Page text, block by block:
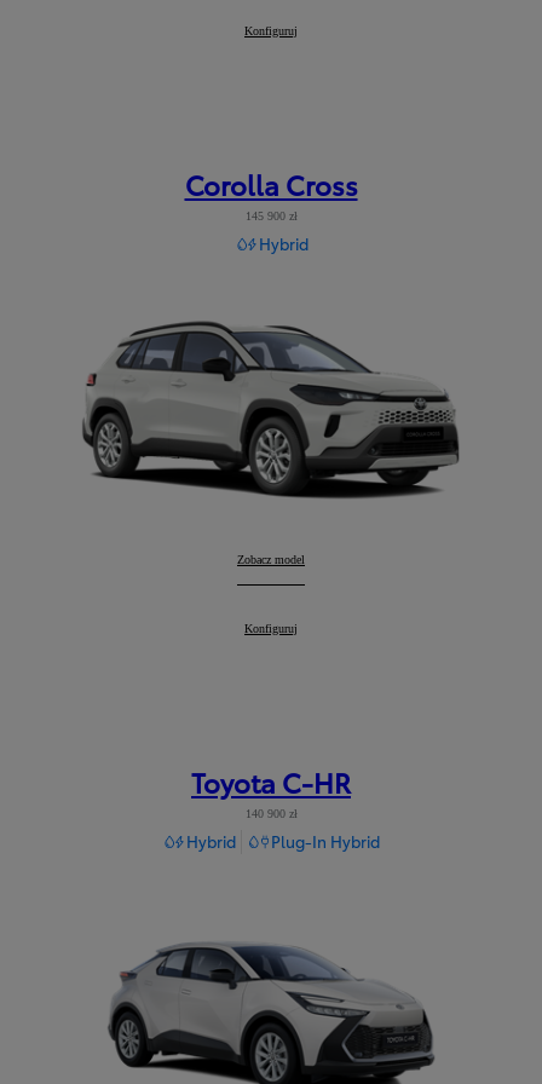
Corolla TS Kombi
Konfiguruj
Corolla Cross
145 900 zł
Hybrid
Corolla Cross
Zobacz model
Corolla Cross
Konfiguruj
Toyota C-HR
140 900 zł
Hybrid Plug-In Hybrid